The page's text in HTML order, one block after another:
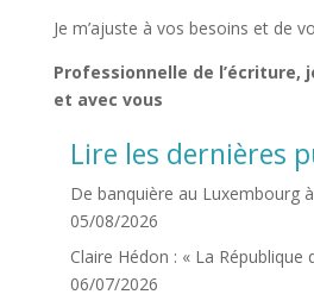
Je m’ajuste à vos besoins et de
Professionnelle de l’écriture,
et avec vous
Lire les dernières
De banquière au Luxembourg
05/08/2026
Claire Hédon : « La République
06/07/2026